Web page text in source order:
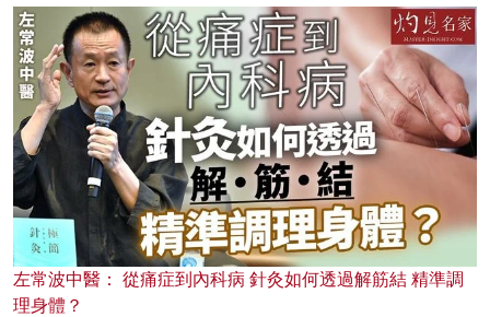
左常波中醫： 從痛症到內科病 針灸如何透過解筋結 精準調
理身體？